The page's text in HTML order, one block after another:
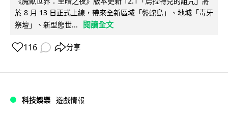
於 8 月 13 日正式上線，帶來全新區域「盤蛇島」、地城「毒牙
祭壇」、新型態世...
閱讀全文
116 分享
科技娛樂 遊戲情報